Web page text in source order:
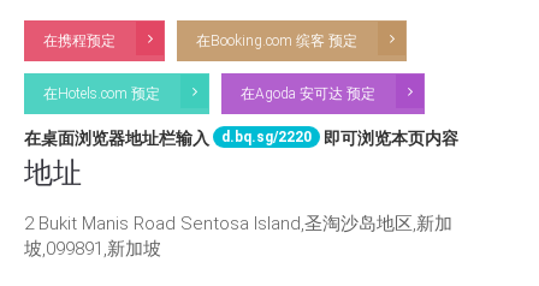
在携程预定 在Booking.com 缤客 预定
在Hotels.com 预定 在Agoda 安可达 预定
在桌面浏览器地址栏输入 d.bq.sg/2220 即可浏览本页内容
地址
2 Bukit Manis Road Sentosa Island,圣淘沙岛地区,新加
坡,099891,新加坡